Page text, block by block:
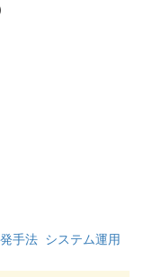
手法 システム運用